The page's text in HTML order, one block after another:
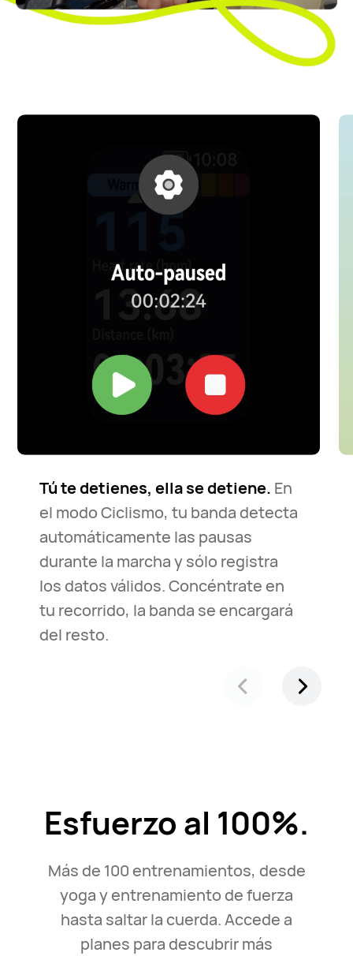
Tú te detienes, ella se detiene. En
el modo Ciclismo, tu banda detecta
automáticamente las pausas
durante la marcha y sólo registra
los datos válidos. Concéntrate en
tu recorrido, la banda se encargará
del resto.
Esfuerzo al 100%.
Más de 100 entrenamientos, desde
yoga y entrenamiento de fuerza
hasta saltar la cuerda. Accede a
planes para descubrir más